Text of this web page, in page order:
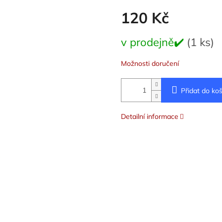
120 Kč
cena:
v prodejně✔️ (1 ks)
Možnosti doručení
Přidat do
Detailní informace